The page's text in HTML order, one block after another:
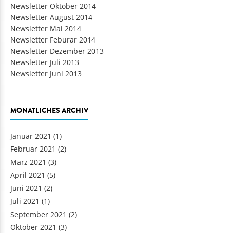
Newsletter Oktober 2014
Newsletter August 2014
Newsletter Mai 2014
Newsletter Feburar 2014
Newsletter Dezember 2013
Newsletter Juli 2013
Newsletter Juni 2013
MONATLICHES ARCHIV
Januar 2021 (1)
Februar 2021 (2)
März 2021 (3)
April 2021 (5)
Juni 2021 (2)
Juli 2021 (1)
September 2021 (2)
Oktober 2021 (3)